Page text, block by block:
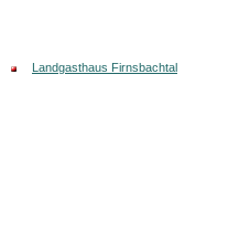
Landgasthaus Firnsbachtal